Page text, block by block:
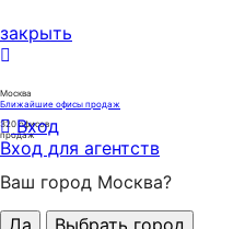
закрыть
Москва
Ближайшие офисы продаж
320офисов
продаж
Вход
Вход для агентств
Ваш город Москва?
Да
Выбрать город